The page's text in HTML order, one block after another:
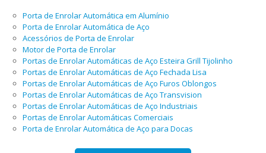
Porta de Enrolar Automática em Alumínio
Porta de Enrolar Automática de Aço
Acessórios de Porta de Enrolar
Motor de Porta de Enrolar
Portas de Enrolar Automáticas de Aço Esteira Grill Tijolinho
Portas de Enrolar Automáticas de Aço Fechada Lisa
Portas de Enrolar Automáticas de Aço Furos Oblongos
Portas de Enrolar Automáticas de Aço Transvision
Portas de Enrolar Automáticas de Aço Industriais
Portas de Enrolar Automáticas Comerciais
Porta de Enrolar Automática de Aço para Docas